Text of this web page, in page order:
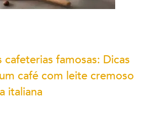
famosas: Dicas
café com leite cremoso
italiana